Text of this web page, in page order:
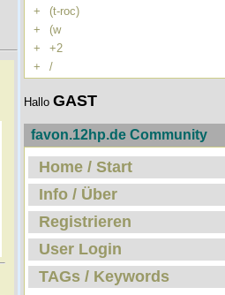
+
(t-roc)
+
(w
+
+2
+
/
Hallo GAST
favon.12hp.de Community
Home / Start
Info / Über
Registrieren
User Login
TAGs / Keywords